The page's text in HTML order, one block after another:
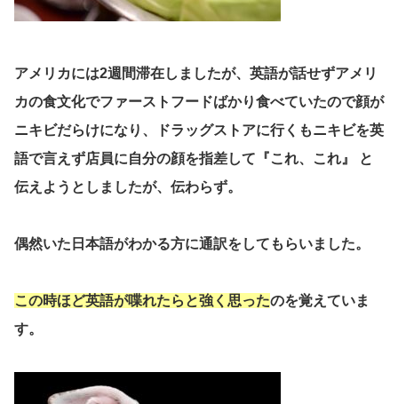
アメリカには2週間滞在しましたが、英語が話せずアメリ
カの食文化でファーストフードばかり食べていたので顔が
ニキビだらけになり、ドラッグストアに行くもニキビを英
語で言えず店員に自分の顔を指差して『これ、これ』 と
伝えようとしましたが、伝わらず。
偶然いた日本語がわかる方に通訳をしてもらいました。
この時ほど英語が喋れたらと強く思ったのを覚えていま
す。